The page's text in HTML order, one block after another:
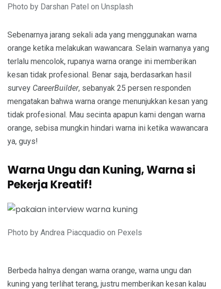
Photo by Darshan Patel on Unsplash
Sebenarnya jarang sekali ada yang menggunakan warna
orange ketika melakukan wawancara. Selain warnanya yang
terlalu mencolok, rupanya warna orange ini memberikan
kesan tidak profesional. Benar saja, berdasarkan hasil
survey CareerBuilder, sebanyak 25 persen responden
mengatakan bahwa warna orange menunjukkan kesan yang
tidak profesional. Mau secinta apapun kami dengan warna
orange, sebisa mungkin hindari warna ini ketika wawancara
ya, guys!
Warna Ungu dan Kuning, Warna si
Pekerja Kreatif!
Photo by Andrea Piacquadio on Pexels
Berbeda halnya dengan warna orange, warna ungu dan
kuning yang terlihat terang, justru memberikan kesan kalau